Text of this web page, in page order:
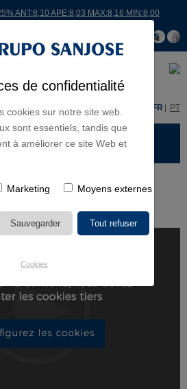
de confidentialité
cookies sur notre site web.
sont essentiels, tandis que
à améliorer ce site Web et
Marketing Moyens externes
Cookies
ANT:8,10 APE:8,03 MAX:8,16 MIN:8,00
ES FR PT
> PRÉSENTATIONS
González Rodríguez,
SANJOSE